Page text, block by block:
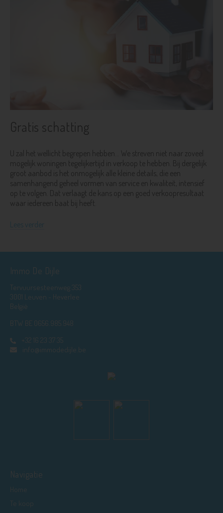
Gratis schatting
U zal het wellicht begrepen hebben... We streven niet naar zoveel
mogelijk woningen tegelijkertijd in verkoop te hebben. Bij dergelijk
groot aanbod is het onmogelijk alle kleine details, die een
samenhangend geheel vormen van service en kwaliteit, intensief
op te volgen. Dat verlaagt de kans op een goed verkoopresultaat
waar iedereen baat bij heeft.
Lees verder
Immo De Dijle
Tervuursesteenweg 353
3001 Leuven - Heverlee
België
BTW BE 0656.985.948
+32 16 23 37 35
info@immodedijle.be
Navigatie
Te koop